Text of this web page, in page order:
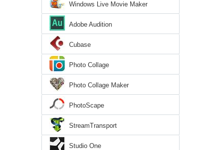
Windows Live Movie Maker
Adobe Audition
Cubase
Photo Collage
Photo Collage Maker
PhotoScape
StreamTransport
Studio One